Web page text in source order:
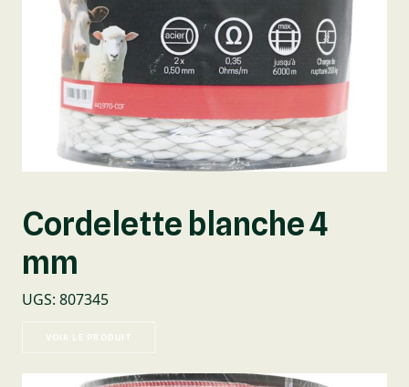
Cordelette blanche 4
mm
UGS: 807345
VOIR LE PRODUIT